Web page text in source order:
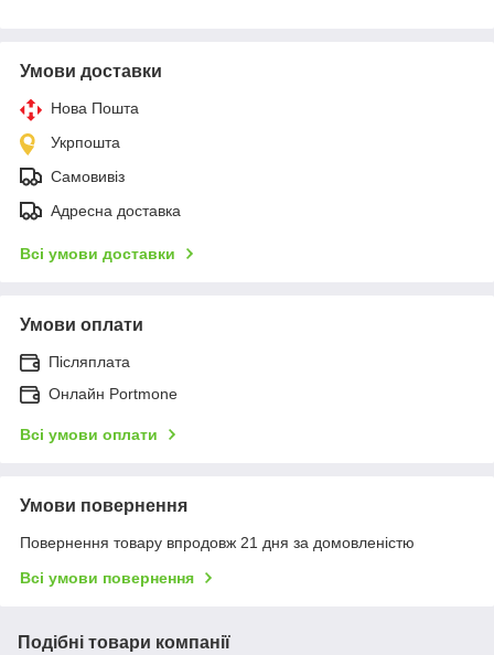
Умови доставки
Нова Пошта
Укрпошта
Самовивіз
Адресна доставка
Всі умови доставки
Умови оплати
Післяплата
Онлайн Portmone
Всі умови оплати
Умови повернення
Повернення товару впродовж 21 дня за домовленістю
Всі умови повернення
Подібні товари компанії